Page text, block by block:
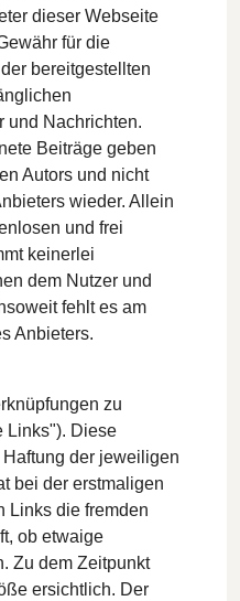
dieser Webseite
für die
bereitgestellten
und Nachrichten.
Beiträge geben
Autors und nicht
wieder. Allein
und frei
keinerlei
dem Nutzer und
fehlt es am
Anbieters.
zu
Links"). Diese
der jeweiligen
bei der erstmaligen
Links die fremden
ob etwaige
Zu dem Zeitpunkt
ersichtlich. Der